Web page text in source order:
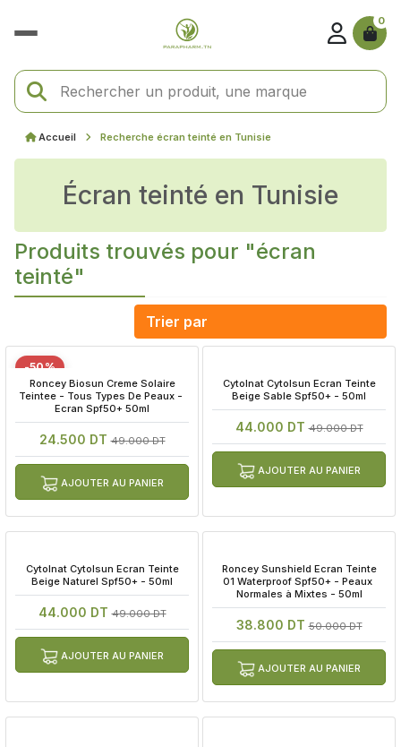
0
Accueil Recherche écran teinté en Tunisie
écran teinté en Tunisie
Produits trouvés pour "écran
teinté"
-50%
Roncey Biosun Creme Solaire
Teintee - Tous Types De Peaux -
Ecran Spf50+ 50ml
24.500 DT49.000 DT
AJOUTER AU PANIER
Cytolnat Cytolsun Ecran Teinte
Beige Sable Spf50+ - 50ml
44.000 DT49.000 DT
AJOUTER AU PANIER
Cytolnat Cytolsun Ecran Teinte
Beige Naturel Spf50+ - 50ml
44.000 DT49.000 DT
AJOUTER AU PANIER
Roncey Sunshield Ecran Teinte
01 Waterproof Spf50+ - Peaux
Normales à Mixtes - 50ml
38.800 DT50.000 DT
AJOUTER AU PANIER